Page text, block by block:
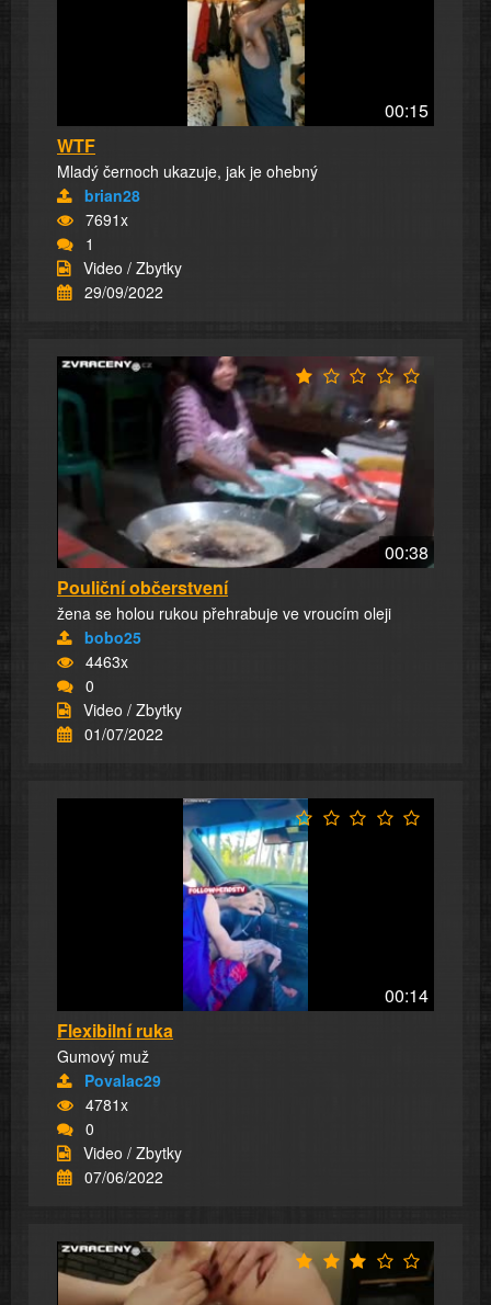
00:15
WTF
Mladý černoch ukazuje, jak je ohebný
brian28
7691x
1
Video / Zbytky
29/09/2022
00:38
Pouliční občerstvení
žena se holou rukou přehrabuje ve vroucím oleji
bobo25
4463x
0
Video / Zbytky
01/07/2022
00:14
Flexibilní ruka
Gumový muž
Povalac29
4781x
0
Video / Zbytky
07/06/2022